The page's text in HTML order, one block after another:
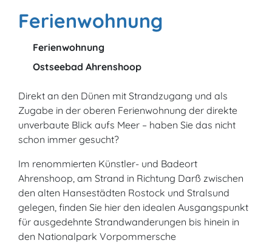
Ferienwohnung
Ferienwohnung
Ostseebad Ahrenshoop
Direkt an den Dünen mit Strandzugang und als
Zugabe in der oberen Ferienwohnung der direkte
unverbaute Blick aufs Meer – haben Sie das nicht
schon immer gesucht?
Im renommierten Künstler- und Badeort
Ahrenshoop, am Strand in Richtung Darß zwischen
den alten Hansestädten Rostock und Stralsund
gelegen, finden Sie hier den idealen Ausgangspunkt
für ausgedehnte Strandwanderungen bis hinein in
den Nationalpark Vorpommersche